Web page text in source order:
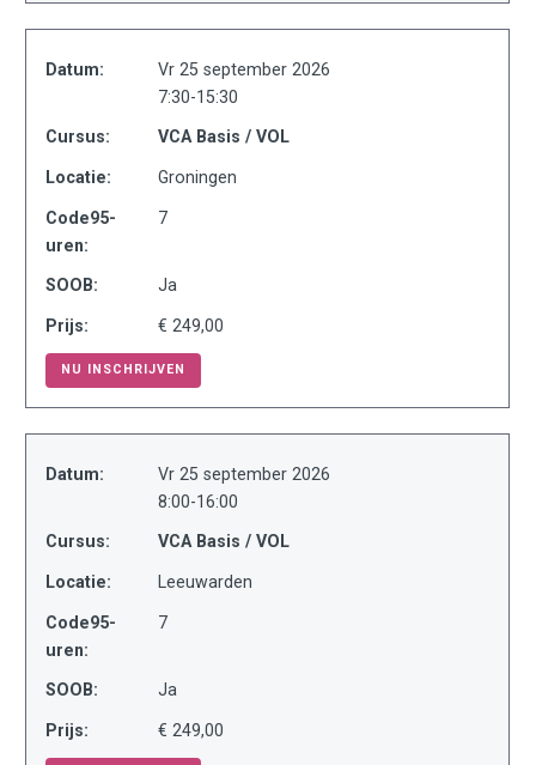
Datum:
Vr 25 september 2026
7:30-15:30
Cursus: VCA Basis / VOL
Locatie: Groningen
Code95-
uren:
7
SOOB: Ja
Prijs: € 249,00
NU INSCHRIJVEN
Datum:
Vr 25 september 2026
8:00-16:00
Cursus: VCA Basis / VOL
Locatie: Leeuwarden
Code95-
uren:
7
SOOB: Ja
Prijs: € 249,00